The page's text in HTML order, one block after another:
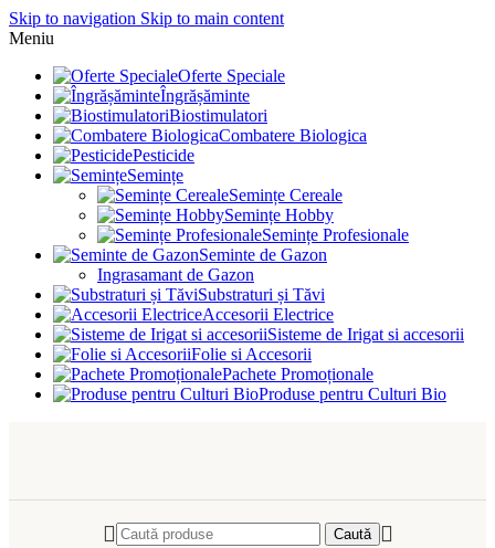
Skip to navigation Skip to main content
Meniu
Oferte Speciale
Îngrășăminte
Biostimulatori
Combatere Biologica
Pesticide
Semințe
Semințe Cereale
Semințe Hobby
Semințe Profesionale
Seminte de Gazon
Ingrasamant de Gazon
Substraturi și Tăvi
Accesorii Electrice
Sisteme de Irigat si accesorii
Folie si Accesorii
Pachete Promoționale
Produse pentru Culturi Bio
Caută